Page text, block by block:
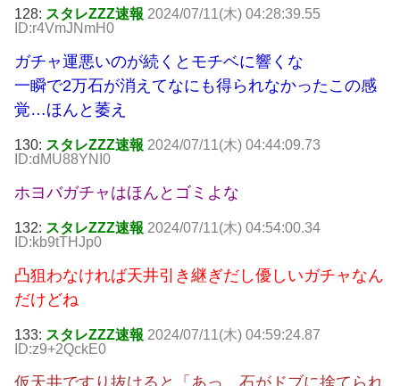
128: スタレZZZ速報 2024/07/11(木) 04:28:39.55
ID:r4VmJNmH0
ガチャ運悪いのが続くとモチベに響くな
一瞬で2万石が消えてなにも得られなかったこの感
覚…ほんと萎え
130: スタレZZZ速報 2024/07/11(木) 04:44:09.73
ID:dMU88YNI0
ホヨバガチャはほんとゴミよな
132: スタレZZZ速報 2024/07/11(木) 04:54:00.34
ID:kb9tTHJp0
凸狙わなければ天井引き継ぎだし優しいガチャなん
だけどね
133: スタレZZZ速報 2024/07/11(木) 04:59:24.87
ID:z9+2QckE0